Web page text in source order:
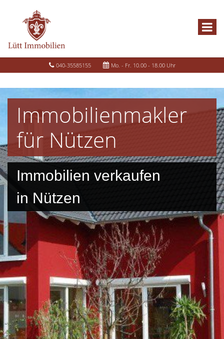
040-35585155 Mo. - Fr. 10.00 - 18.00 Uhr
Immobilienmakler
für Nützen
Immobilien verkaufen
in Nützen